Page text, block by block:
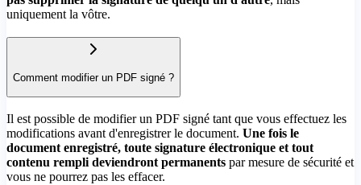
uniquement la vôtre.
Comment modifier un PDF signé ?
Il est possible de modifier un PDF signé tant que vous effectuez les
modifications avant d'enregistrer le document. Une fois le
document enregistré, toute signature électronique et tout
contenu rempli deviendront permanents par mesure de sécurité et
vous ne pourrez pas les effacer.